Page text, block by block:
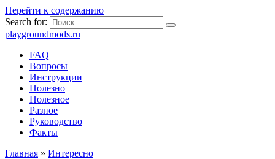
Перейти к содержанию
Search for:
playgroundmods.ru
FAQ
Вопросы
Инструкции
Полезно
Полезное
Разное
Руководство
Факты
Главная » Интересно